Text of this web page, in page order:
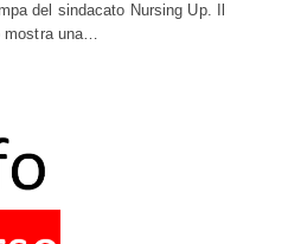
del sindacato Nursing Up. Il
mostra una…